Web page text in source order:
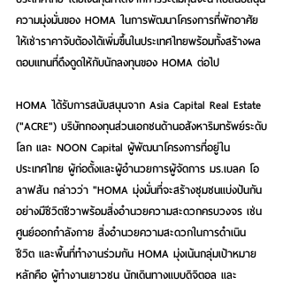
ความมุ่งมั่นของ HOMA ในการพัฒนาโครงการที่พักอาศัย
ให้เช่าราคาจับต้องได้เพิ่มขึ้นในประเทศไทยพร้อมทั้งสร้างผล
ตอบแทนที่ดึงดูดให้กับนักลงทุนของ HOMA ต่อไป
HOMA ได้รับการสนับสนุนจาก Asia Capital Real Estate
("ACRE") บริษัทกองทุนส่วนเอกชนด้านอสังหาริมทรัพย์ระดับ
โลก และ NOON Capital ผู้พัฒนาโครงการที่อยู่ใน
ประเทศไทย ผู้ก่อตั้งและผู้อำนวยการผู้จัดการ มร.เบลค โอ
ลาฟสัน กล่าวว่า "HOMA มุ่งมั่นที่จะสร้างชุมชนแบ่งปันกัน
อย่างมีชีวิตชีวาพร้อมสิ่งอำนวยความสะดวกครบวงจร เช่น
ศูนย์ออกกำลังกาย สิ่งอำนวยความสะดวกในการดำเนิน
ชีวิต และพื้นที่ทำงานร่วมกัน HOMA มุ่งเน้นกลุ่มเป้าหมาย
หลักคือ ผู้ทำงานเยาวชน นักเดินทางแบบดิจิตอล และ